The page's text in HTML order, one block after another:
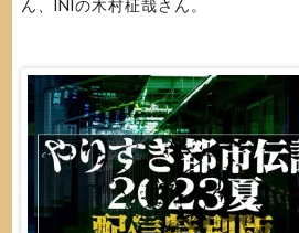
ん、INIの木村柾哉さん。